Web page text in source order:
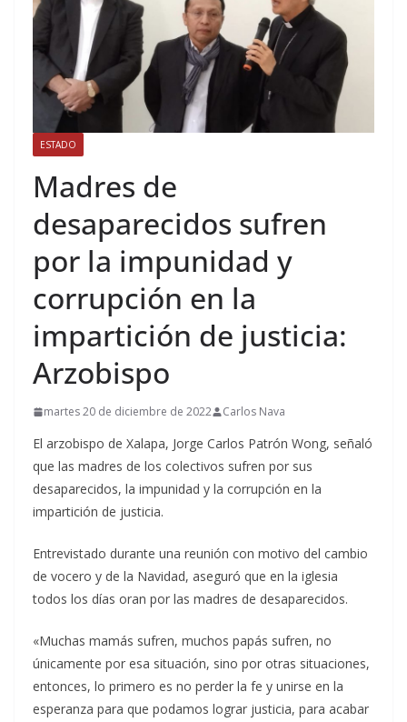
ESTADO
Madres de
desaparecidos sufren
por la impunidad y
corrupción en la
impartición de justicia:
Arzobispo
martes 20 de diciembre de 2022 Carlos Nava
El arzobispo de Xalapa, Jorge Carlos Patrón Wong, señaló
que las madres de los colectivos sufren por sus
desaparecidos, la impunidad y la corrupción en la
impartición de justicia.
Entrevistado durante una reunión con motivo del cambio
de vocero y de la Navidad, aseguró que en la iglesia
todos los días oran por las madres de desaparecidos.
«Muchas mamás sufren, muchos papás sufren, no
únicamente por esa situación, sino por otras situaciones,
entonces, lo primero es no perder la fe y unirse en la
esperanza para que podamos lograr justicia, para acabar